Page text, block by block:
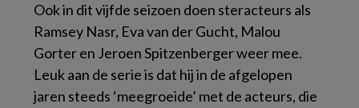
Ook in dit vijfde seizoen doen steracteurs als
Ramsey Nasr, Eva van der Gucht, Malou
Gorter en Jeroen Spitzenberger weer mee.
Leuk aan de serie is dat hij in de afgelopen
jaren steeds ‘meegroeide’ met de acteurs, die